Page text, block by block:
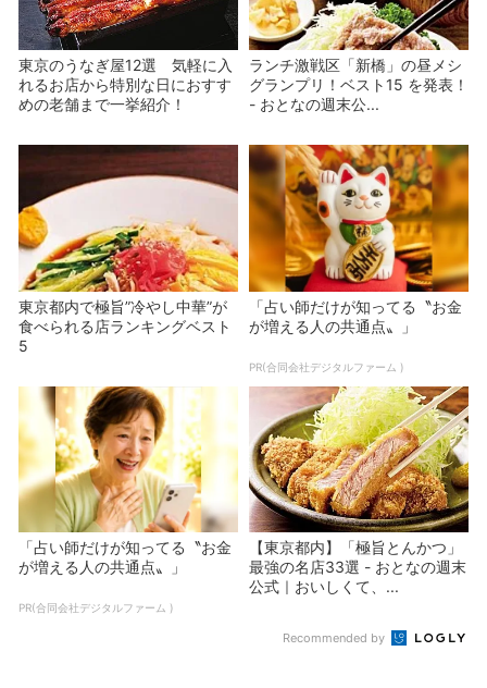
東京のうなぎ屋12選 気軽に入
れるお店から特別な日におすす
めの老舗まで一挙紹介！
ランチ激戦区「新橋」の昼メシ
グランプリ！ベスト15 を発表！
- おとなの週末公...
東京都内で極旨”冷やし中華”が
食べられる店ランキングベスト
5
「占い師だけが知ってる〝お金
が増える人の共通点〟」
PR(合同会社デジタルファーム )
「占い師だけが知ってる〝お金
が増える人の共通点〟」
PR(合同会社デジタルファーム )
【東京都内】「極旨とんかつ」
最強の名店33選 - おとなの週末
公式｜おいしくて、...
Recommended by